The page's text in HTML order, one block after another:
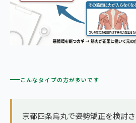
こんなタイプの方が多いです
京都四条烏丸で姿勢矯正を検討